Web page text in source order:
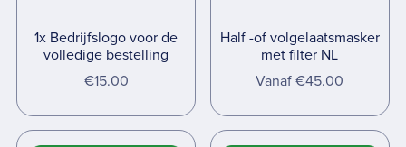
1x Bedrijfslogo voor de
volledige bestelling
€15.00
Half -of volgelaatsmasker
met filter NL
Vanaf €45.00